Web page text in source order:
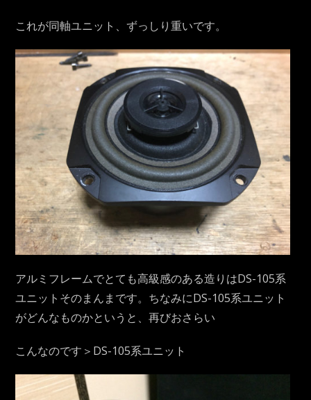
これが同軸ユニット、ずっしり重いです。
アルミフレームでとても高級感のある造りはDS-105系
ユニットそのまんまです。ちなみにDS-105系ユニット
がどんなものかというと、再びおさらい
こんなのです＞DS-105系ユニット